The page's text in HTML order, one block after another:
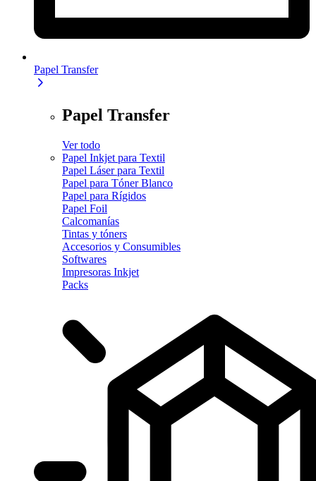
Papel Transfer
Papel Transfer
Ver todo
Papel Inkjet para Textil
Papel Láser para Textil
Papel para Tóner Blanco
Papel para Rígidos
Papel Foil
Calcomanías
Tintas y tóners
Accesorios y Consumibles
Softwares
Impresoras Inkjet
Packs